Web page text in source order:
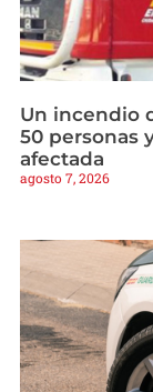
Un incendio
50 personas
afectada
agosto 7, 2026